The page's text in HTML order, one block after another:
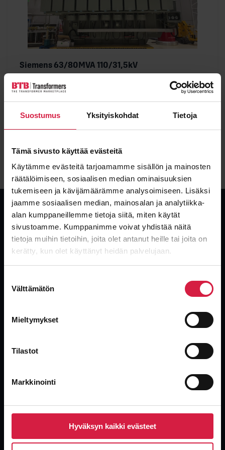
Suostumus Yksityiskohdat Tietoja
Tämä sivusto käyttää evästeitä
Käytämme evästeitä tarjoamamme sisällön ja mainosten
räätälöimiseen, sosiaalisen median ominaisuuksien
tukemiseen ja kävijämäärämme analysoimiseen. Lisäksi
jaamme sosiaalisen median, mainosalan ja analytiikka-
alan kumppaneillemme tietoja siitä, miten käytät
sivustoamme. Kumppanimme voivat yhdistää näitä
tietoja muihin tietoihin, joita olet antanut heille tai joita on
kerätty, kun olet käyttänyt heidän palvelujaan.
valinta
Välttämätön
Mieltymykset
Tilastot
Markkinointi
Hyväksyn kaikki evästeet
Siemens 63/80MVA 110/31,5kV
Power
80000 kVA
110000 / 31500 kV
Condition
Used
Type
Oil
View details
Global, independent transformer supplier. New, used and surplus
transformers with the industry’s fastest delivery.
Dry-type Transformers
Used Units